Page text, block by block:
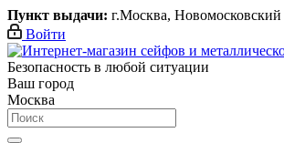
Пункт выдачи: г.Москва,
Войти
Безопасность в любой ситуации
Ваш город
Москва